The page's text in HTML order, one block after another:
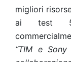
migliori
ai test
“TIM e